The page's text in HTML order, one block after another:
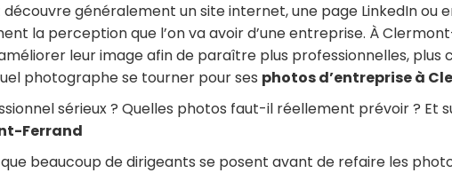
généralement un site internet, une page LinkedIn ou
la perception que l’on va avoir d’une entreprise. À
leur image afin de paraître plus professionnelles, plus
photographe se tourner pour ses photos d’entreprise à
sérieux ? Quelles photos faut-il réellement prévoir ? Et
Ferrand
beaucoup de dirigeants se posent avant de refaire les